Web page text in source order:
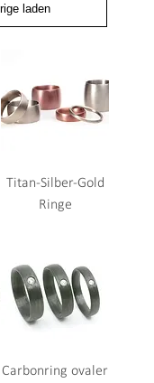
laden
Titan-Silber-Gold
Ringe
Carbonring ovaler